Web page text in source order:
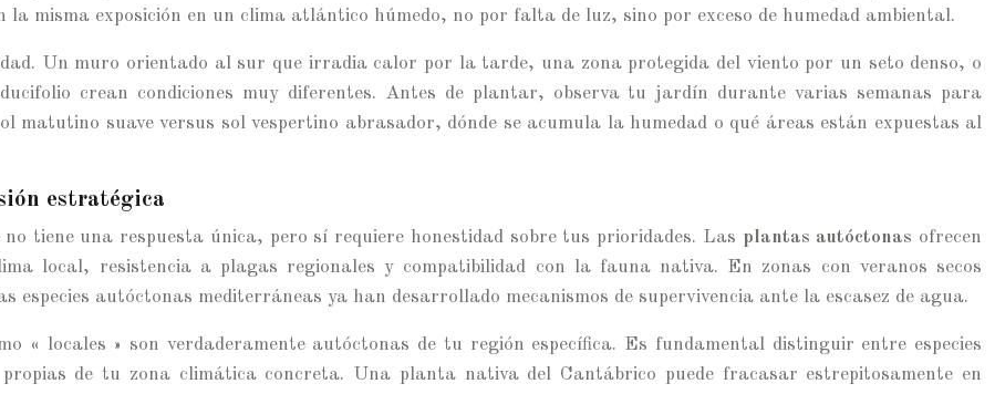
la misma exposición en un clima atlántico húmedo, no por falta de luz, sino por exceso de humedad ambiental.
Un muro orientado al sur que irradia calor por la tarde, una zona protegida del viento por un seto denso, o
crean condiciones muy diferentes. Antes de plantar, observa tu jardín durante varias semanas para
matutino suave versus sol vespertino abrasador, dónde se acumula la humedad o qué áreas están expuestas al
estratégica
tiene una respuesta única, pero sí requiere honestidad sobre tus prioridades. Las plantas autóctonas ofrecen
local, resistencia a plagas regionales y compatibilidad con la fauna nativa. En zonas con veranos secos
autóctonas mediterráneas ya han desarrollado mecanismos de supervivencia ante la escasez de agua.
« locales » son verdaderamente autóctonas de tu región específica. Es fundamental distinguir entre especies
de tu zona climática concreta. Una planta nativa del Cantábrico puede fracasar estrepitosamente en